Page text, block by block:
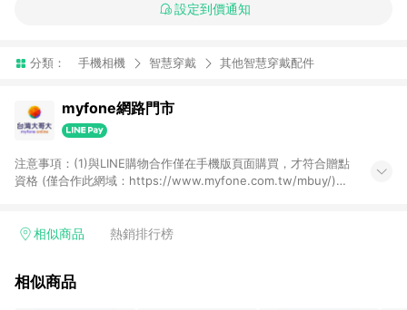
設定到價通知
分類： 手機相機 智慧穿戴 其他智慧穿戴配件
myfone網路門市
注意事項：(1)與LINE購物合作僅在手機版頁面購買，才符合贈點
資格 (僅合作此網域：https://www.myfone.com.tw/mbuy/)，
車丟入商品，再走LINE購物流程至手機版結帳，不符合贈點回饋
格(4)需透過LINE購物前往並在同一瀏覽器於24小時內結帳才享有
相似商品 熱銷排行榜
相似商品